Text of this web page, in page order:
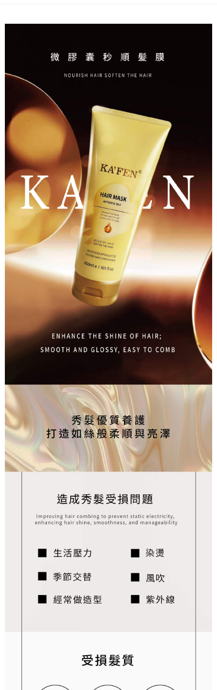
３．收到繳費通知簡訊後14天內，點擊此簡訊中的連結，可透過四大超商／
後付繳納相關費用。
是否繳費成功／繳費後需取消欲退款等相關疑問，請聯繫「AFTEE先享後付
客戶支援中心」
１．透過由恩沛科技股份有限公司提供之「AFTEE先享後付」服務完成之交
易，需依本服務之必要範圍內提供個人資料，並將交易相關給付款項請求債
權轉讓予恩沛科技股份有限公司。
２．關於個人資料處理事宜，請瀏覽以下網址：
https://aftee.tw/terms/#terms3
３．未成年的使用者請事先徵得法定代理人或監護人之同意方可使用
「AFTEE先享後付」，若未經同意申辦者引起之損失，本公司不負相關責
任。
４．使用「AFTEE先享後付」時，將依據個別帳號之用戶狀況，依本公司即
時審查核予不同之上限額度；若仍有額度不足之情形，本公司將視審查結果
請求用戶進行身份認證。
５．嚴禁一人註冊多個帳號或使用他人資訊註冊。若發現惡意使用之情形，
恩沛科技股份有限公司將有權停止該用戶之使用額度並採取法律行動。
每筆NT$80，滿NT$999(含以上)免運費
每筆NT$90，滿NT$999(含以上)免運費